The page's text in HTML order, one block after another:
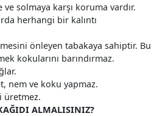
solmaya karşı koruma vardır.
herhangi bir kalıntı
önleyen tabakaya sahiptir. Bu
kokularını barındırmaz.
nem ve koku yapmaz.
üretmez.
ALMALISINIZ?